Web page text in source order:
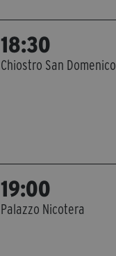
18:30
Chiostro San Domenico
19:00
Palazzo Nicotera